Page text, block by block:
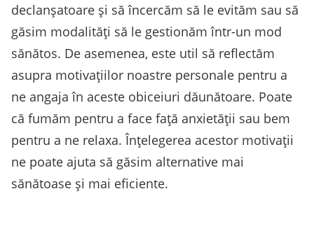
declanșatoare și să încercăm să le evităm sau să
găsim modalități să le gestionăm într-un mod
sănătos. De asemenea, este util să reflectăm
asupra motivațiilor noastre personale pentru a
ne angaja în aceste obiceiuri dăunătoare. Poate
că fumăm pentru a face față anxietății sau bem
pentru a ne relaxa. Înțelegerea acestor motivații
ne poate ajuta să găsim alternative mai
sănătoase și mai eficiente.